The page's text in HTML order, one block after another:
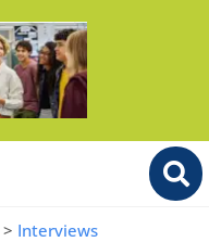
> Interviews